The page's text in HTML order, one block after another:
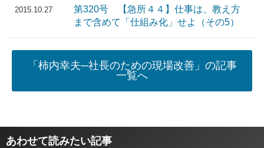
2015.10.27
第320号 【急所４４】仕事は、教え方
まで含めて「仕組み化」せよ（その5）
「柿内幸夫─社長のための現場改善」の記事
一覧へ
あわせて読みたい記事